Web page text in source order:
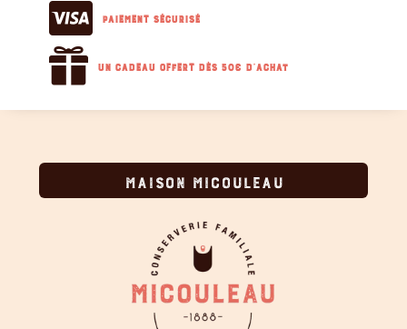
 Paiement sécurisé
 Un cadeau offert dès 50€ d'achat
MAISON MICOULEAU